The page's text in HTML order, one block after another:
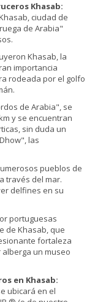
Khasab:
ciudad de
de Arabia"
Khasab, la
importancia
rodeada por el golfo
de Arabia", se
y se encuentran
sin duda un
las
pueblos de
través del mar.
delfines en su
portuguesas
de Khasab, que
fortaleza
un museo
en Khasab:
ubicará en el